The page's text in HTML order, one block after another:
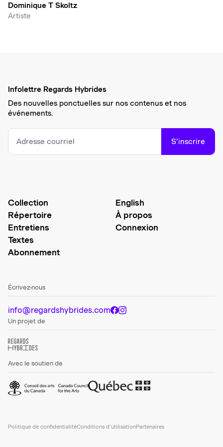
Dominique T Skoltz
Artiste
Infolettre Regards Hybrides
Des nouvelles ponctuelles sur nos contenus et nos
événements.
S’inscrire
Collection
Répertoire
Entretiens
Textes
Abonnement
English
À propos
Connexion
Écrivez-nous
info@regardshybrides.com
Un projet de
Avec le soutien de
Politique de confidentialitéConditions d’utilisationPartenaires